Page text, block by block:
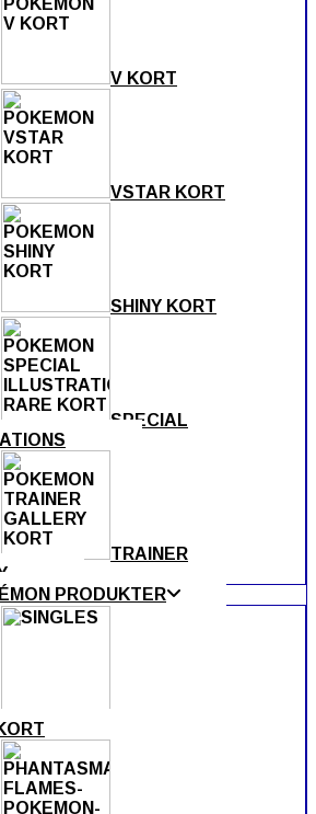
V KORT
VSTAR KORT
SHINY KORT
SPECIAL
TRAINER
PRODUKTER